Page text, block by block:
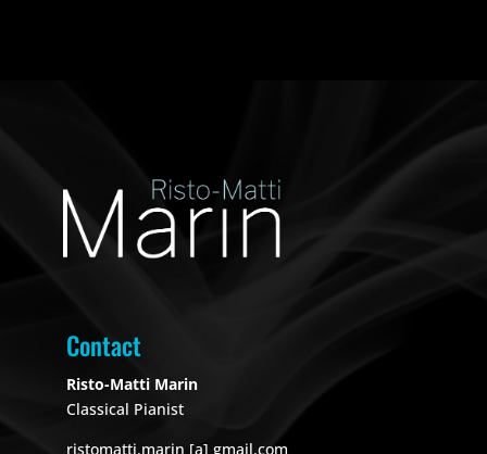
Contact
Risto-Matti Marin
Classical Pianist
ristomatti.marin [a] gmail.com